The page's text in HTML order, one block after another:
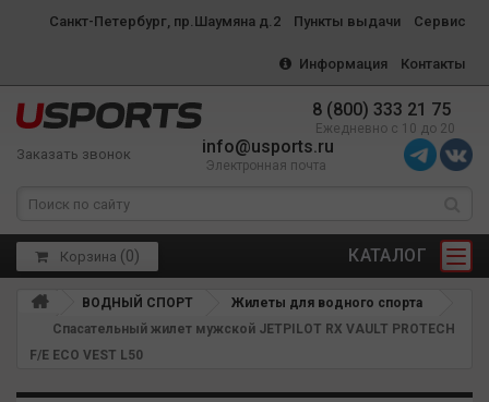
Санкт-Петербург, пр.Шаумяна д.2 Пункты выдачи Сервис
Информация Контакты
8 (800) 333 21 75
Ежедневно с 10 до 20
Заказать звонок info@usports.ru
Электронная почта
КАТАЛОГ
Корзина (0)
ВОДНЫЙ СПОРТ
Жилеты для водного спорта
Спасательный жилет мужской JETPILOT RX VAULT PROTECH
F/E ECO VEST L50